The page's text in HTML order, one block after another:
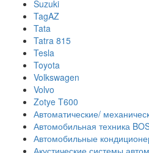
Suzuki
TagAZ
Tata
Tatra 815
Tesla
Toyota
Volkswagen
Volvo
Zotye T600
Автоматические/
Автомобильная техника
Автомобильные
Акустические системы